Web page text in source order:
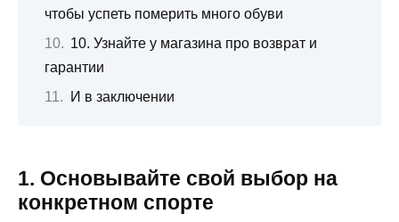
чтобы успеть померить много обуви
10. Узнайте у магазина про возврат и
гарантии
И в заключении
1. Основывайте свой выбор на
конкретном спорте